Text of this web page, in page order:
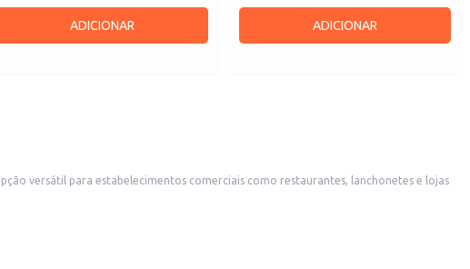
ADICIONAR ADICIONAR